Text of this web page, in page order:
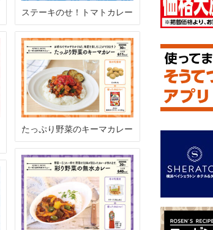
ステーキのせ！トマトカレー
たっぷり野菜のキーマカレー